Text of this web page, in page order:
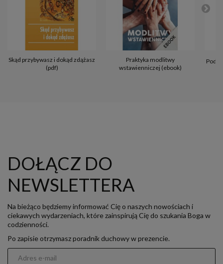
Skąd przybywasz i dokąd zdążasz
(pdf)
Praktyka modlitwy
wstawienniczej (ebook)
Pod
DOŁĄCZ DO
NEWSLETTERA
Na bieżąco będziemy informować Cię o naszych nowościach i
ciekawych wydarzeniach, które zainspirują Cię do szukania Boga w
codzienności.
Po zapisie otrzymasz poradnik duchowy w prezencie.